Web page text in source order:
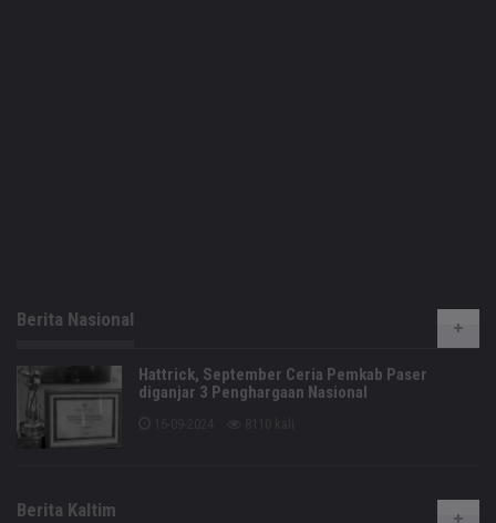
Berita Nasional
Hattrick, September Ceria Pemkab Paser
diganjar 3 Penghargaan Nasional
Berita Kaltim